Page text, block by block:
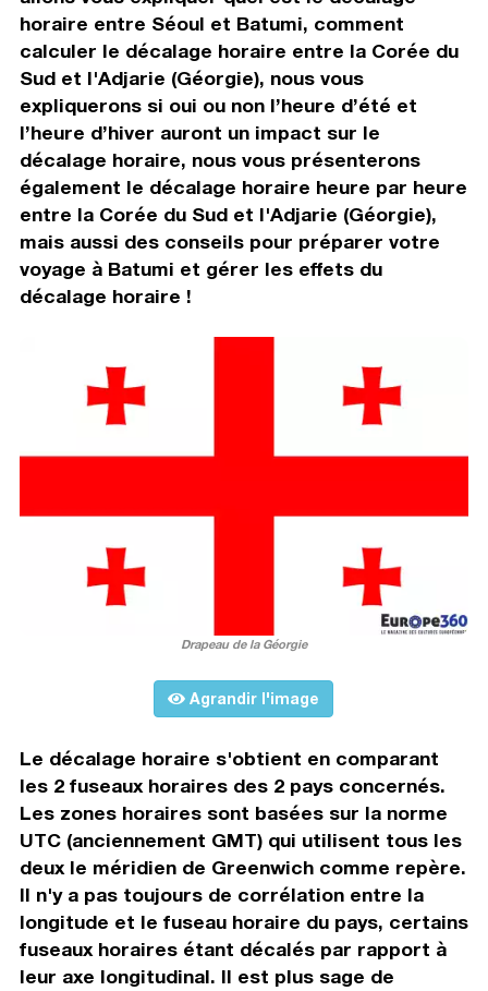
horaire entre Séoul et Batumi, comment
calculer le décalage horaire entre la Corée du
Sud et l'Adjarie (Géorgie), nous vous
expliquerons si oui ou non l’heure d’été et
l’heure d’hiver auront un impact sur le
décalage horaire, nous vous présenterons
également le décalage horaire heure par heure
entre la Corée du Sud et l'Adjarie (Géorgie),
mais aussi des conseils pour préparer votre
voyage à Batumi et gérer les effets du
décalage horaire !
Drapeau de la Géorgie
Agrandir l'image
Le décalage horaire s'obtient en comparant
les 2 fuseaux horaires des 2 pays concernés.
Les zones horaires sont basées sur la norme
UTC (anciennement GMT) qui utilisent tous les
deux le méridien de Greenwich comme repère.
Il n'y a pas toujours de corrélation entre la
longitude et le fuseau horaire du pays, certains
fuseaux horaires étant décalés par rapport à
leur axe longitudinal. Il est plus sage de